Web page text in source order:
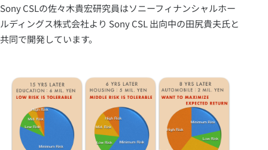
Sony CSLの佐々木貴宏研究員はソニーフィナンシャルホー
ルディングス株式会社より Sony CSL 出向中の田尻貴夫氏と
共同で開発しています。